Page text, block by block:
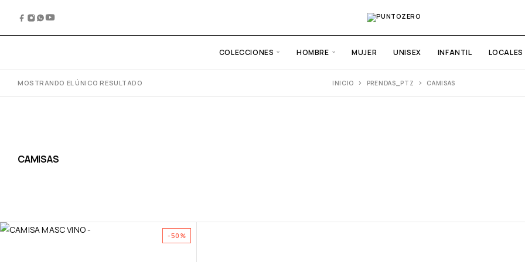
COLECCIONES HOMBRE MUJER UNISEX INFANTIL LOCALES
MOSTRANDO EL ÚNICO RESULTADO INICIO PRENDAS_PTZ CAMISAS
CAMISAS
-50%